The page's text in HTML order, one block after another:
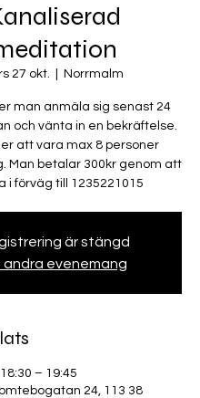
27 okt. Norrmalm
man anmäla sig senast 24
och vänta in en bekräftelse.
att vara max 8 personer
Man betalar 300kr genom att
i förväg till 1235221015
är stängd
andra evenemang
– 19:45
24, 113 38